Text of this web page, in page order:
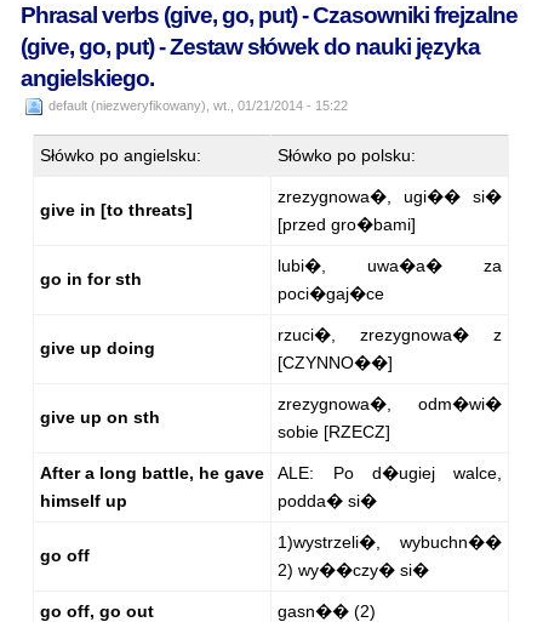
Phrasal verbs (give, go, put) - Czasowniki frejzalne
(give, go, put) - Zestaw słówek do nauki języka
angielskiego.
default (niezweryfikowany), wt., 01/21/2014 - 15:22
Słówko po angielsku: Słówko po polsku:
give in [to threats]
zrezygnowa�, ugi�� si�
[przed gro�bami]
go in for sth
lubi�, uwa�a� za
poci�gaj�ce
give up doing
rzuci�, zrezygnowa� z
[CZYNNO��]
give up on sth
zrezygnowa�, odm�wi�
sobie [RZECZ]
After a long battle, he gave
himself up
ALE: Po d�ugiej walce,
podda� si�
go off
1)wystrzeli�, wybuchn��
2) wy��czy� si�
go off, go out gasn�� (2)